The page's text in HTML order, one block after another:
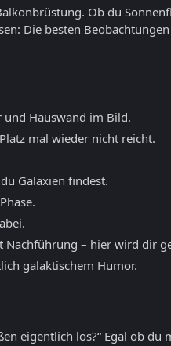
Ob du
Die besten
und Hauswand im Bild.
mal wieder nicht reicht.
Galaxien findest.
Nachführung – hier wird dir
galaktischem Humor.
eigentlich los?“ Egal ob